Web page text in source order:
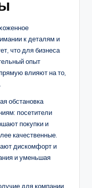
к деталям и
что для бизнеса
опыт
влияют на то,
обстановка
посетители
покупки и
качественные.
дискомфорт и
и уменьшая
для компании